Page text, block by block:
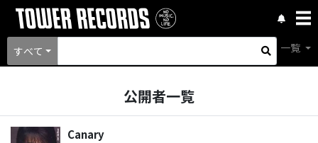
すべて 一覧
公開者一覧
Canary